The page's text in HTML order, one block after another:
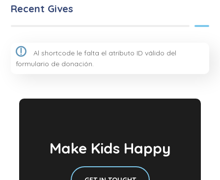
Recent Gives
Al shortcode le falta el atributo ID válido del
formulario de donación.
Make Kids Happy